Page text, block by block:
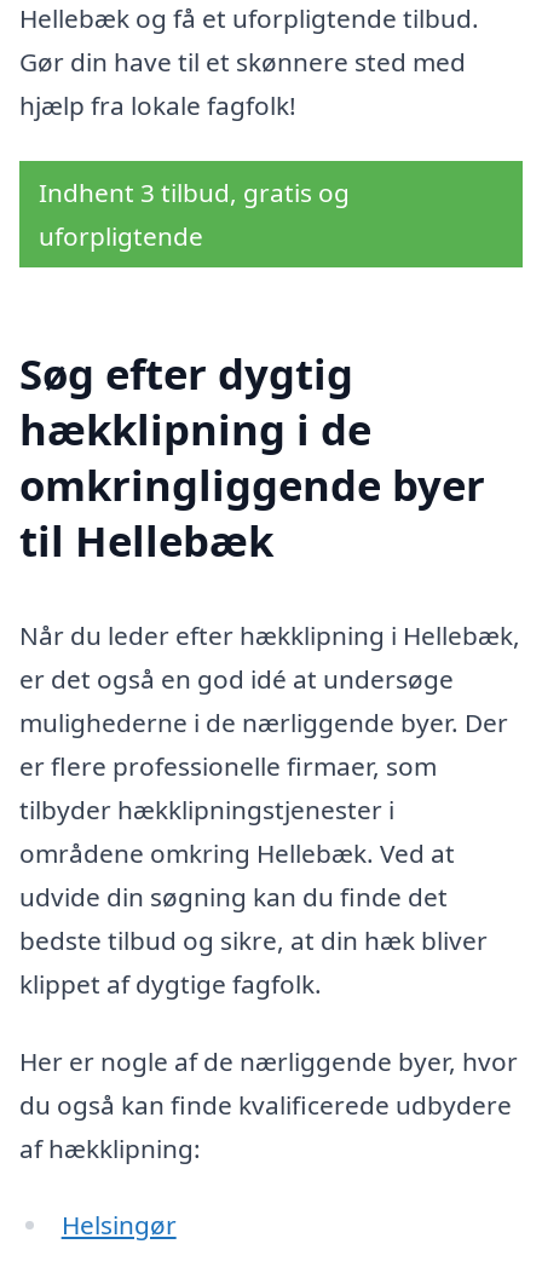
Hellebæk og få et uforpligtende tilbud.
Gør din have til et skønnere sted med
hjælp fra lokale fagfolk!
Indhent 3 tilbud, gratis og
uforpligtende
Søg efter dygtig
hækklipning i de
omkringliggende byer
til Hellebæk
Når du leder efter hækklipning i Hellebæk,
er det også en god idé at undersøge
mulighederne i de nærliggende byer. Der
er flere professionelle firmaer, som
tilbyder hækklipningstjenester i
områdene omkring Hellebæk. Ved at
udvide din søgning kan du finde det
bedste tilbud og sikre, at din hæk bliver
klippet af dygtige fagfolk.
Her er nogle af de nærliggende byer, hvor
du også kan finde kvalificerede udbydere
af hækklipning:
Helsingør